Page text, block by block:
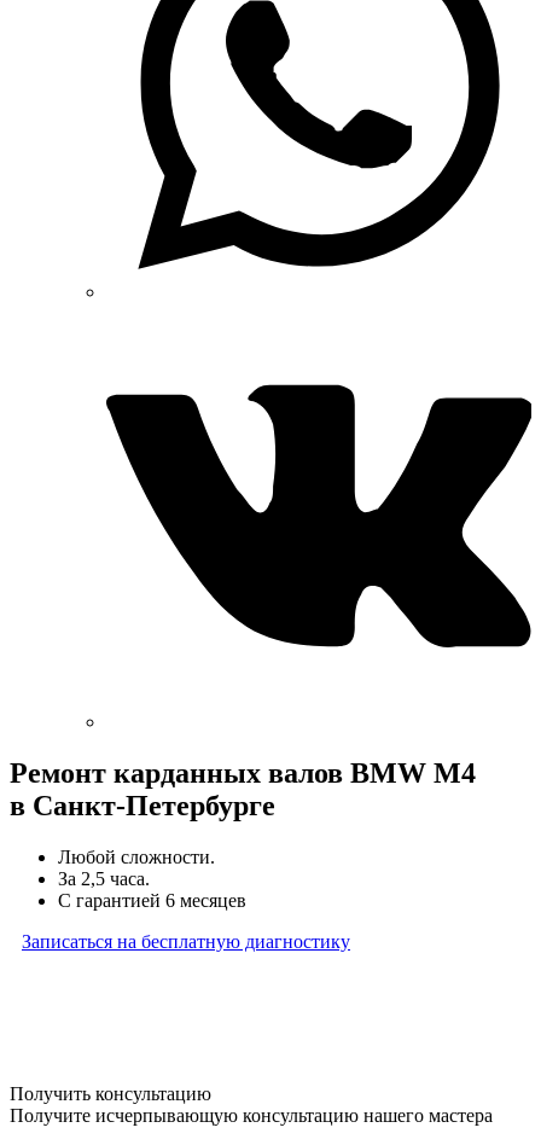
Ремонт карданных валов BMW M4
в Санкт-Петербурге
Любой сложности.
За 2,5 часа.
С гарантией 6 месяцев
Записаться на бесплатную диагностику
Получить консультацию
Получите исчерпывающую консультацию нашего мастера